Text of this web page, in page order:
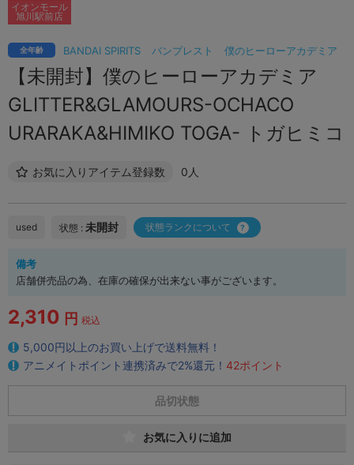
BANDAI SPIRITS バンプレスト 僕のヒーローアカデミア
全年齢
【未開封】僕のヒーローアカデミア
GLITTER&GLAMOURS-OCHACO
URARAKA&HIMIKO TOGA- トガヒミコ
お気に入りアイテム登録数 0人
イオンモール
旭川駅前店
used 状態 : 未開封 状態ランクについて
備考
店舗併売品の為、在庫の確保が出来ない事がございます。
2,310 円 税込
5,000円以上のお買い上げで送料無料！
アニメイトポイント連携済みで2%還元！ 42ポイント
品切状態
お気に入りに追加